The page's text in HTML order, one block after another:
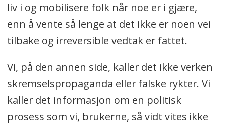
liv i og mobilisere folk når noe er i gjære,
enn å vente så lenge at det ikke er noen vei
tilbake og irreversible vedtak er fattet.
Vi, på den annen side, kaller det ikke verken
skremselspropaganda eller falske rykter. Vi
kaller det informasjon om en politisk
prosess som vi, brukerne, så vidt vites ikke